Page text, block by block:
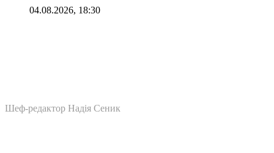
04.08.2026, 18:30
Шеф-редактор Надія Сеник